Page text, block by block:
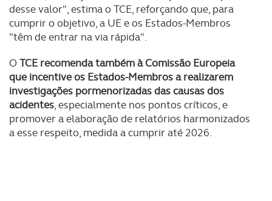
necessário no contexto dos serviços a prestar.
Realçamos que o bloqueio de certo tipo de Cookies e
tecnologias similares pode ter impacto na sua
experiência de navegação no Website e nos serviços
disponibilizados.
Consulte a política de cookies do site.
desse valor", estima o TCE, reforçando que, para
cumprir o objetivo, a UE e os Estados-Membros
"têm de entrar na via rápida".
OTCE recomenda também à Comissão Europeia
que incentive os Estados-Membros a realizarem
investigações pormenorizadas das causas dos
acidentes, especialmente nos pontos críticos, e
promover a elaboração de relatórios harmonizados
a esse respeito, medida a cumprir até 2026.